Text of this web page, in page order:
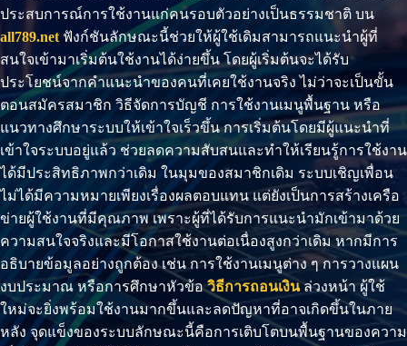
ประสบการณ์การใช้งานแก่คนรอบตัวอย่างเป็นธรรมชาติ บน
all789.net ฟังก์ชันลักษณะนี้ช่วยให้ผู้ใช้เดิมสามารถแนะนำผู้ที่
สนใจเข้ามาเริ่มต้นใช้งานได้ง่ายขึ้น โดยผู้เริ่มต้นจะได้รับ
ประโยชน์จากคำแนะนำของคนที่เคยใช้งานจริง ไม่ว่าจะเป็นขั้น
ตอนสมัครสมาชิก วิธีจัดการบัญชี การใช้งานเมนูพื้นฐาน หรือ
แนวทางศึกษาระบบให้เข้าใจเร็วขึ้น การเริ่มต้นโดยมีผู้แนะนำที่
เข้าใจระบบอยู่แล้ว ช่วยลดความสับสนและทำให้เรียนรู้การใช้งาน
ได้มีประสิทธิภาพกว่าเดิม ในมุมของสมาชิกเดิม ระบบเชิญเพื่อน
ไม่ได้มีความหมายเพียงเรื่องผลตอบแทน แต่ยังเป็นการสร้างเครือ
ข่ายผู้ใช้งานที่มีคุณภาพ เพราะผู้ที่ได้รับการแนะนำมักเข้ามาด้วย
ความสนใจจริงและมีโอกาสใช้งานต่อเนื่องสูงกว่าเดิม หากมีการ
อธิบายข้อมูลอย่างถูกต้อง เช่น การใช้งานเมนูต่าง ๆ การวางแผน
งบประมาณ หรือการศึกษาหัวข้อวิธีการถอนเงินล่วงหน้า ผู้ใช้
ใหม่จะยิ่งพร้อมใช้งานมากขึ้นและลดปัญหาที่อาจเกิดขึ้นในภาย
หลัง จุดแข็งของระบบลักษณะนี้คือการเติบโตบนพื้นฐานของความ